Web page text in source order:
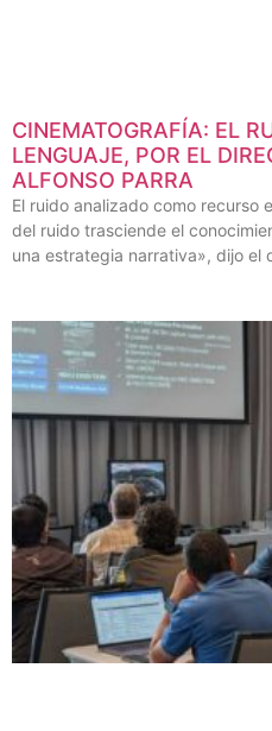
CINEMATOGRAFÍA: EL
LENGUAJE, POR EL
ALFONSO PARRA
El ruido analizado como recurso
del ruido trasciende el
una estrategia narrativa», dijo el